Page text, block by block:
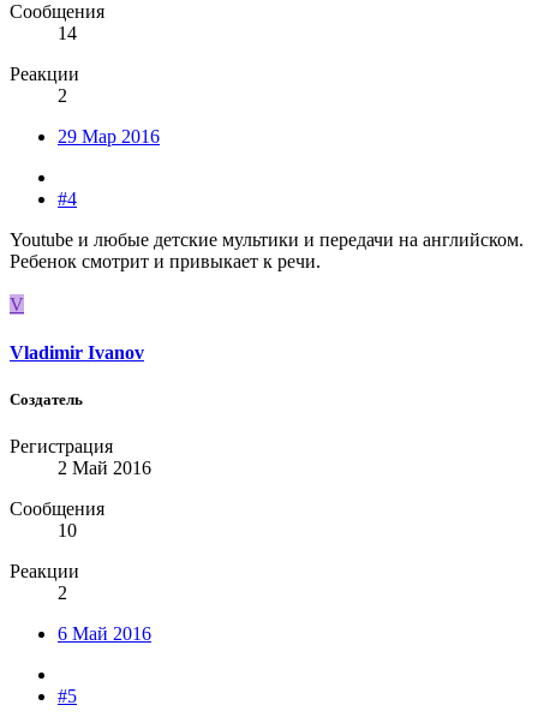
Сообщения
14
Реакции
2
29 Мар 2016
#4
Youtube и любые детские мультики и передачи на английском.
Ребенок смотрит и привыкает к речи.
V
Vladimir Ivanov
Создатель
Регистрация
2 Май 2016
Сообщения
10
Реакции
2
6 Май 2016
#5